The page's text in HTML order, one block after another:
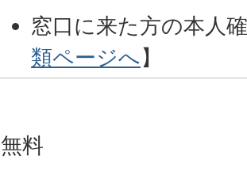
窓口に来た方の本人
類ページへ】
無料